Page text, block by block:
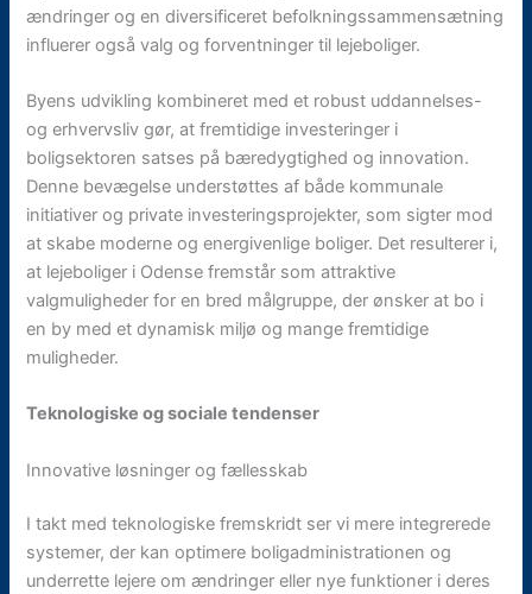
ændringer og en diversificeret befolkningssammensætning
influerer også valg og forventninger til lejeboliger.
Byens udvikling kombineret med et robust uddannelses-
og erhvervsliv gør, at fremtidige investeringer i
boligsektoren satses på bæredygtighed og innovation.
Denne bevægelse understøttes af både kommunale
initiativer og private investeringsprojekter, som sigter mod
at skabe moderne og energivenlige boliger. Det resulterer i,
at lejeboliger i Odense fremstår som attraktive
valgmuligheder for en bred målgruppe, der ønsker at bo i
en by med et dynamisk miljø og mange fremtidige
muligheder.
Teknologiske og sociale tendenser
Innovative løsninger og fællesskab
I takt med teknologiske fremskridt ser vi mere integrerede
systemer, der kan optimere boligadministrationen og
underrette lejere om ændringer eller nye funktioner i deres